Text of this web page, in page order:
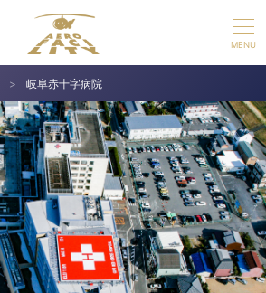
> 岐阜赤十字病院